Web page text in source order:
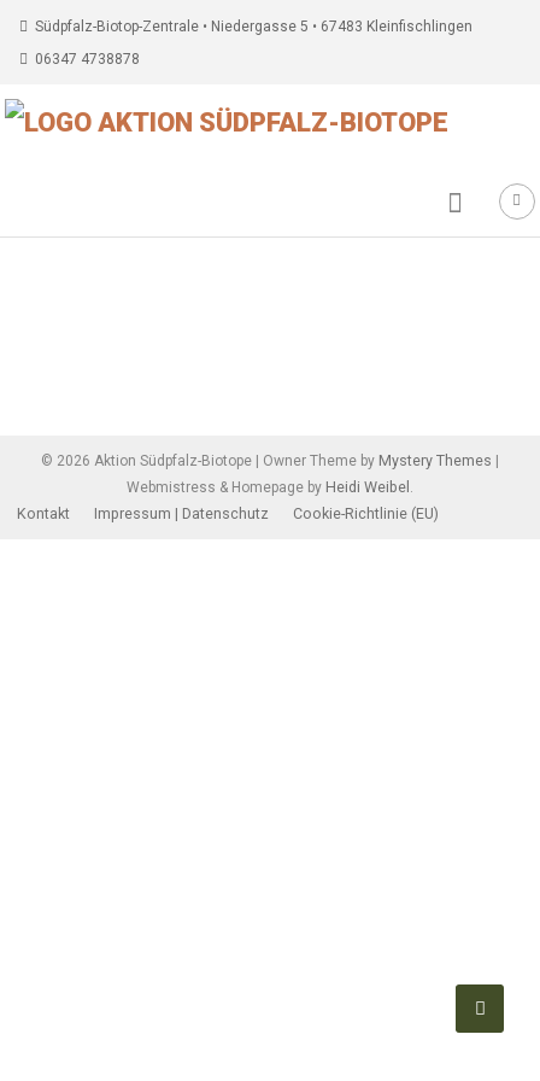
Südpfalz-Biotop-Zentrale • Niedergasse 5 • 67483 Kleinfischlingen
06347 4738878
© 2026 Aktion Südpfalz-Biotope Owner Theme by Mystery Themes
Webmistress & Homepage by Heidi Weibel .
Kontakt Impressum | Datenschutz Cookie-Richtlinie (EU)